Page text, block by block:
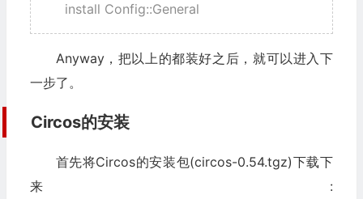
install Config::General
Anyway，把以上的都装好之后，就可以进入下
一步了。
Circos的安装
首先将Circos的安装包(circos-0.54.tgz)下载下
来: